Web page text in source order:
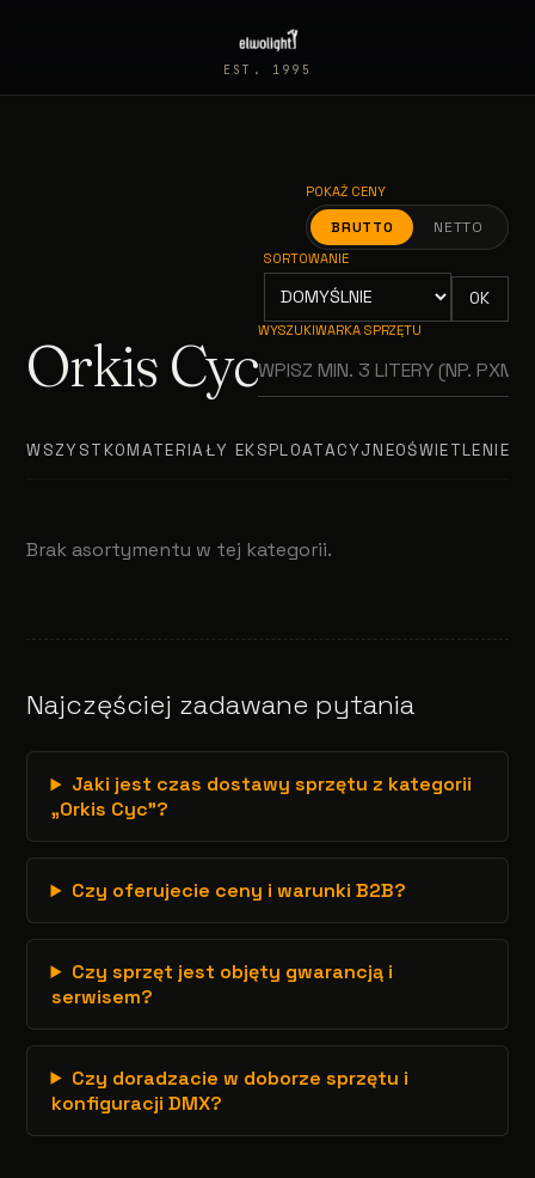
EST. 1995
Orkis Cyc
POKAŻ CENY
BRUTTO NETTO
SORTOWANIE
OK
WYSZUKIWARKA SPRZĘTU
WSZYSTKOMATERIAŁY EKSPLOATACYJNEOŚWIETLENIE
Brak asortymentu w tej kategorii.
Najczęściej zadawane pytania
Jaki jest czas dostawy sprzętu z kategorii
„Orkis Cyc”?
Czy oferujecie ceny i warunki B2B?
Czy sprzęt jest objęty gwarancją i
serwisem?
Czy doradzacie w doborze sprzętu i
konfiguracji DMX?